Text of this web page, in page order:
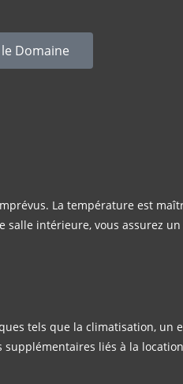
Domaine
La température est
salle intérieure, vous assurez
tels que la climatisation, un
liés à la